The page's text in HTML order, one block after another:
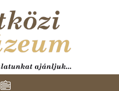
Toggle navigation